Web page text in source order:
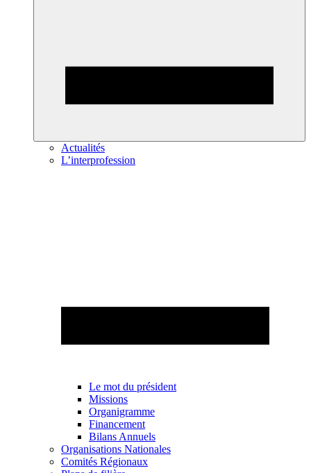
Actualités
L’interprofession
Le mot du président
Missions
Organigramme
Financement
Bilans Annuels
Organisations Nationales
Comités Régionaux